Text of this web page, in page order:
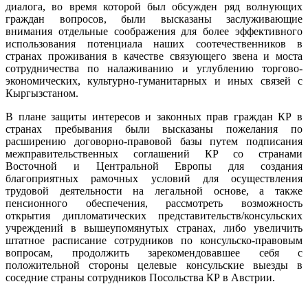
диалога, во время которой был обсужден ряд волнующих
граждан вопросов, были высказаны заслуживающие
внимания отдельные соображения для более эффективного
использования потенциала наших соотечественников в
странах проживания в качестве связующего звена и моста
сотрудничества по налаживанию и углублению торгово-
экономических, культурно-гуманитарных и иных связей с
Кыргызстаном.
В плане защиты интересов и законных прав граждан КР в
странах пребывания были высказаны пожелания по
расширению договорно-правовой базы путем подписания
межправительственных соглашений КР со странами
Восточной и Центральной Европы для создания
благоприятных рамочных условий для осуществления
трудовой деятельности на легальной основе, а также
пенсионного обеспечения, рассмотреть возможность
открытия дипломатических представительств/консульских
учреждений в вышеупомянутых странах, либо увеличить
штатное расписание сотрудников по консульско-правовым
вопросам, продолжить зарекомендовавшее себя с
положительной стороны целевые консульские выезды в
соседние страны сотрудников Посольства КР в Австрии.